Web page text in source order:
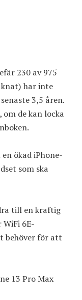
230 av 975
har inte
3,5 åren.
de kan locka
ökad iPhone-
som ska
till en kraftig
6E-
behöver för att
13 Pro Max